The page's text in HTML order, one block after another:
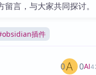
言，与大家共同探讨。
obsidian插件
AI
0 0